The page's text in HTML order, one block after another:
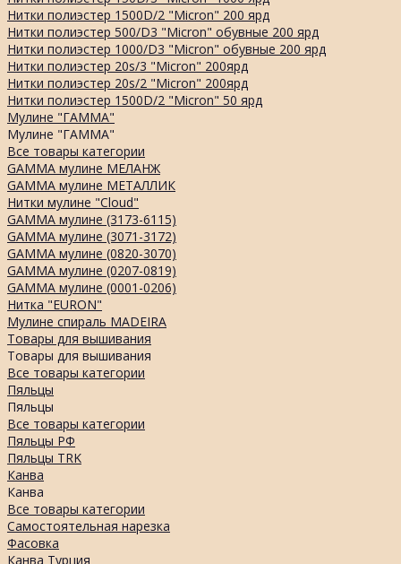
Нитки полиэстер 1500D/2 "Micron" 200 ярд
Нитки полиэстер 500/D3 "Micron" обувные 200 ярд
Нитки полиэстер 1000/D3 "Micron" обувные 200 ярд
Нитки полиэстер 20s/3 "Micron" 200ярд
Нитки полиэстер 20s/2 "Micron" 200ярд
Нитки полиэстер 1500D/2 "Micron" 50 ярд
Мулине "ГАММА"
Мулине "ГАММА"
Все товары категории
GAMMA мулине МЕЛАНЖ
GAMMA мулине МЕТАЛЛИК
Нитки мулине "Cloud"
GAMMA мулине (3173-6115)
GAMMA мулине (3071-3172)
GAMMA мулине (0820-3070)
GAMMA мулине (0207-0819)
GAMMA мулине (0001-0206)
Нитка "EURON"
Мулине спираль MADEIRA
Товары для вышивания
Товары для вышивания
Все товары категории
Пяльцы
Пяльцы
Все товары категории
Пяльцы РФ
Пяльцы TRK
Канва
Канва
Все товары категории
Самостоятельная нарезка
Фасовка
Канва Турция